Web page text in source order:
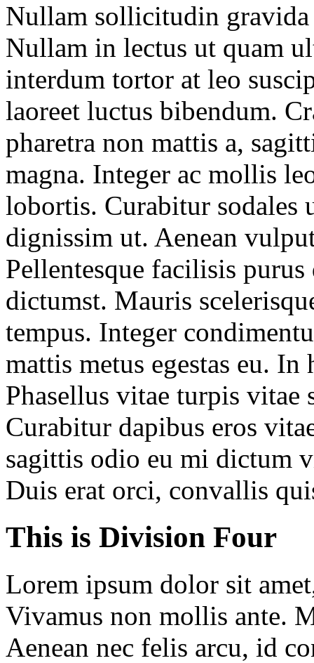
Nullam sollicitudin gravida
Nullam in lectus ut quam
interdum tortor at leo
laoreet luctus bibendum.
pharetra non mattis a,
magna. Integer ac mollis
lobortis. Curabitur sodales
dignissim ut. Aenean
Pellentesque facilisis
dictumst. Mauris
tempus. Integer
mattis metus egestas eu. In
Phasellus vitae turpis vitae
Curabitur dapibus eros
sagittis odio eu mi dictum
Duis erat orci, convallis
This is Division Four
Lorem ipsum dolor sit
Vivamus non mollis ante.
Aenean nec felis arcu, id